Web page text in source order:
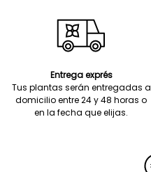
Entrega exprés
Tus plantas serán entregadas a
domicilio entre 24 y 48 horas o
en la fecha que elijas.